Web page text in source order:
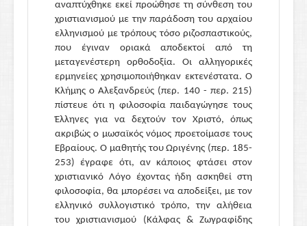
αναπτύχθηκε εκεί προώθησε τη σύνθεση του
χριστιανισμού με την παράδοση του αρχαίου
ελληνισμού με τρόπους τόσο ριζοσπαστικούς,
που έγιναν οριακά αποδεκτοί από τη
μεταγενέστερη ορθοδοξία. Οι αλληγορικές
ερμηνείες χρησιμοποιήθηκαν εκτενέστατα. Ο
Κλήμης ο Αλεξανδρεύς (περ. 140 - περ. 215)
πίστευε ότι η φιλοσοφία παιδαγώγησε τους
Έλληνες για να δεχτούν τον Χριστό, όπως
ακριβώς ο μωσαϊκός νόμος προετοίμασε τους
Εβραίους. Ο μαθητής του Ωριγένης (περ. 185-
253) έγραφε ότι, αν κάποιος φτάσει στον
χριστιανικό Λόγο έχοντας ήδη ασκηθεί στη
φιλοσοφία, θα μπορέσει να αποδείξει, με τον
ελληνικό συλλογιστικό τρόπο, την αλήθεια
του χριστιανισμού (Κάλφας & Ζωγραφίδης